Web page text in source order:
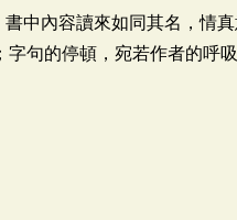
中內容讀來如同其名，情
句的停頓，宛若作者的呼